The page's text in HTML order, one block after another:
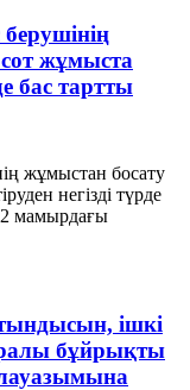
жұмыста
бас тартты
жұмыстан босату
негізді түрде
мамырдағы
ішкі
бұйрықты